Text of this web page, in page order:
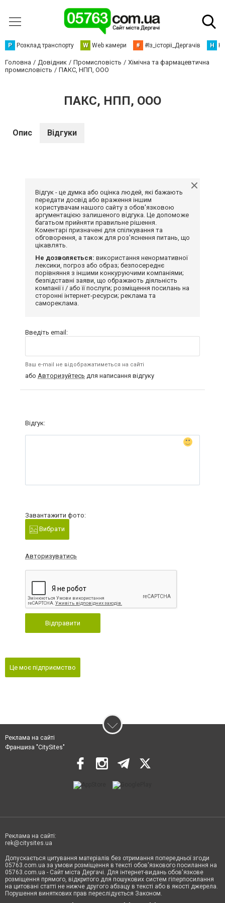
Р Розклад транспорту W Web камери # #Із_історіі_Дергачів Н
Головна Довідник Промисловість
Хімічна та фармацевтична
промисловість
ПАКС, НПП, ООО
ПАКС, НПП, ООО
Опис Відгуки
Відгук - це думка або оцінка людей, які бажають
передати досвід або враження іншим
користувачам нашого сайту з обов'язковою
аргументацією залишеного відгука. Це допоможе
багатьом прийняти правильне рішення.
Коментарі призначені для спілкування та
обговорення, а також для роз'яснення питань, що
цікавлять.
Не дозволяється: використання ненормативної
лексики, погроз або образ; безпосереднє
порівняння з іншими конкуруючими компаніями;
безпідставні заяви, що ображають діяльність
компанії і / або її послуги; розміщення посилань на
сторонні інтернет-ресурси; реклама та
самореклама.
Введіть email:
Ваш e-mail не відображатиметься на сайті
або Авторизуйтесь для написання відгуку
Відгук:
Завантажити фото:
Вибрати
Авторизуватись
Відправити
Це моє підприємство
Реклама на сайті
Франшиза "CitySites"
Реклама на сайті:
rek@citysites.ua
Допускається цитування матеріалів без отримання попередньої згоди
05763.com.ua за умови розміщення в тексті обов'язкового посилання на
05763.com.ua - Сайт міста Дергачі. Для інтернет-видань обов'язкове
розміщення прямого, відкритого для пошукових систем гіперпосилання
на цитовані статті не нижче другого абзацу в тексті або в якості джерела.
Порушення виняткових прав переслідується Законом.